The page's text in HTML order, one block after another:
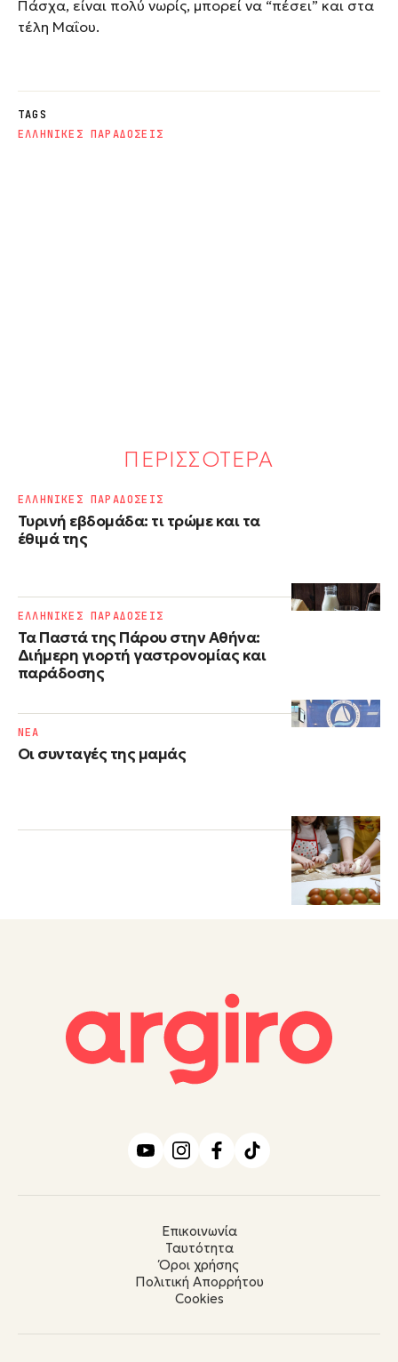
Πάσχα, είναι πολύ νωρίς, μπορεί να “πέσει” και στα
τέλη Μαΐου.
TAGS
ΕΛΛΗΝΙΚΕΣ ΠΑΡΑΔΟΣΕΙΣ
ΠΕΡΙΣΣΟΤΕΡΑ
Τυρινή εβδομάδα: τι τρώμε και τα
έθιμά της
ΕΛΛΗΝΙΚΕΣ ΠΑΡΑΔΟΣΕΙΣ
Τα Παστά της Πάρου στην Αθήνα:
Διήμερη γιορτή γαστρονομίας και
παράδοσης
ΕΛΛΗΝΙΚΕΣ ΠΑΡΑΔΟΣΕΙΣ
Οι συνταγές της μαμάς
NΕΑ
Επικοινωνία
Ταυτότητα
Όροι χρήσης
Πολιτική Απορρήτου
Cookies